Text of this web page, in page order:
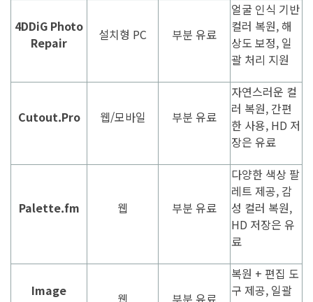
4DDiG Photo
Repair
설치형 PC 부분 유료
얼굴 인식 기반
컬러 복원, 해
상도 보정, 일
괄 처리 지원
Cutout.Pro 웹/모바일 부분 유료
자연스러운 컬
러 복원, 간편
한 사용, HD 저
장은 유료
Palette.fm 웹 부분 유료
다양한 색상 팔
레트 제공, 감
성 컬러 복원,
HD 저장은 유
료
Image
복원 + 편집 도
구 제공, 일괄